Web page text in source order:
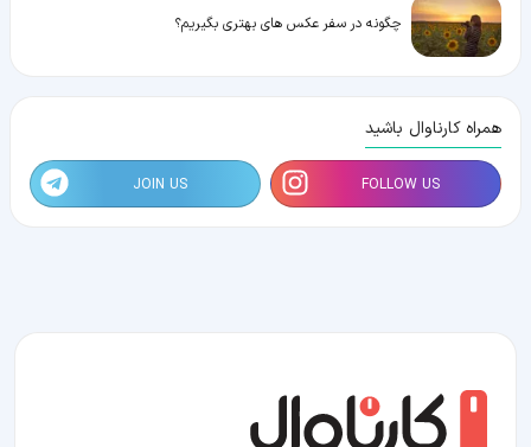
چگونه در سفر عکس های بهتری بگیریم؟
همراه کارناوال باشید
FOLLOW US
JOIN US